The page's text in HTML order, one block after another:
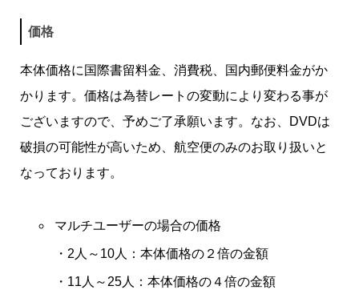
価格
本体価格に国際書留料金、消費税、国内郵便料金がか
かります。価格は為替レートの変動により変わる事が
ございますので、予めご了承願います。なお、DVDは
破損の可能性が高いため、航空便のみのお取り扱いと
なっております。
マルチユーザーの場合の価格
・2人～10人：本体価格の２倍の金額
・11人～25人：本体価格の４倍の金額